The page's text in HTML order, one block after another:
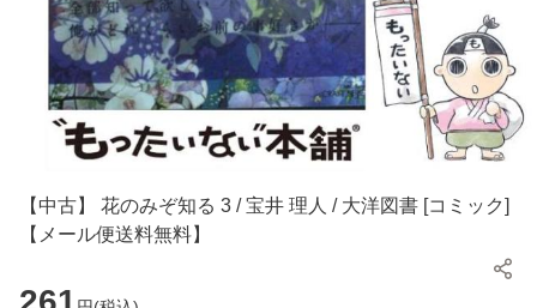
【中古】 花のみぞ知る 3 / 宝井 理人 / 大洋図書 [コミック]
【メール便送料無料】